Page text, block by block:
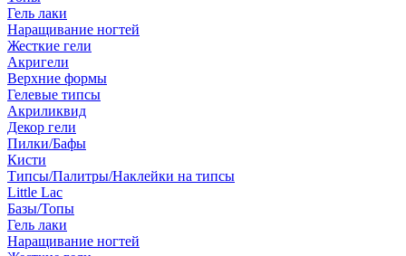
Гель лаки
Наращивание ногтей
Жесткие гели
Акригели
Верхние формы
Гелевые типсы
Акриликвид
Декор гели
Пилки/Бафы
Кисти
Типсы/Палитры/Наклейки на типсы
Little Lac
Базы/Топы
Гель лаки
Наращивание ногтей